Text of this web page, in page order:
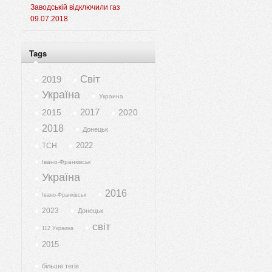
Заводській відключили газ
09.07.2018
Tags
2019 Світ
Україна Украина
2015 2017 2020
2018 Донецьк
ТСН 2022
Івано-Франківськ
Україна
Івано-Франківськ 2016
2023 Донецьк
112 Украина світ
2015
більше тегів